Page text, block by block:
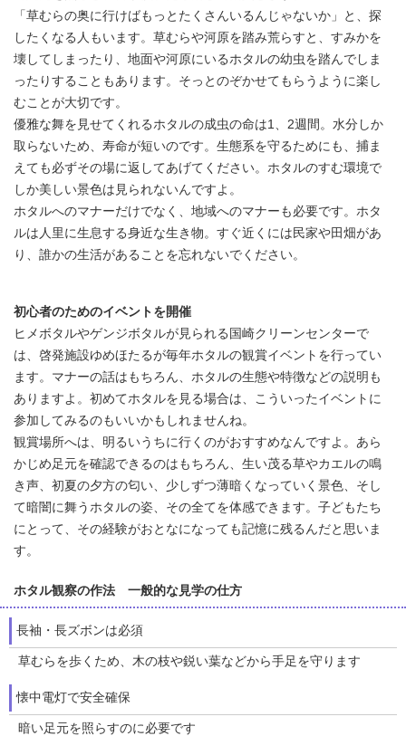
「草むらの奥に行けばもっとたくさんいるんじゃないか」と、探
したくなる人もいます。草むらや河原を踏み荒らすと、すみかを
壊してしまったり、地面や河原にいるホタルの幼虫を踏んでしま
ったりすることもあります。そっとのぞかせてもらうように楽し
むことが大切です。
優雅な舞を見せてくれるホタルの成虫の命は1、2週間。水分しか
取らないため、寿命が短いのです。生態系を守るためにも、捕ま
えても必ずその場に返してあげてください。ホタルのすむ環境で
しか美しい景色は見られないんですよ。
ホタルへのマナーだけでなく、地域へのマナーも必要です。ホタ
ルは人里に生息する身近な生き物。すぐ近くには民家や田畑があ
り、誰かの生活があることを忘れないでください。
初心者のためのイベントを開催
ヒメボタルやゲンジボタルが見られる国崎クリーンセンターで
は、啓発施設ゆめほたるが毎年ホタルの観賞イベントを行ってい
ます。マナーの話はもちろん、ホタルの生態や特徴などの説明も
ありますよ。初めてホタルを見る場合は、こういったイベントに
参加してみるのもいいかもしれませんね。
観賞場所へは、明るいうちに行くのがおすすめなんですよ。あら
かじめ足元を確認できるのはもちろん、生い茂る草やカエルの鳴
き声、初夏の夕方の匂い、少しずつ薄暗くなっていく景色、そし
て暗闇に舞うホタルの姿、その全てを体感できます。子どもたち
にとって、その経験がおとなになっても記憶に残るんだと思いま
す。
ホタル観察の作法 一般的な見学の仕方
長袖・長ズボンは必須
草むらを歩くため、木の枝や鋭い葉などから手足を守ります
懐中電灯で安全確保
暗い足元を照らすのに必要です